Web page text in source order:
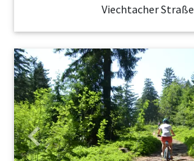
Viechtacher Straße
Previous